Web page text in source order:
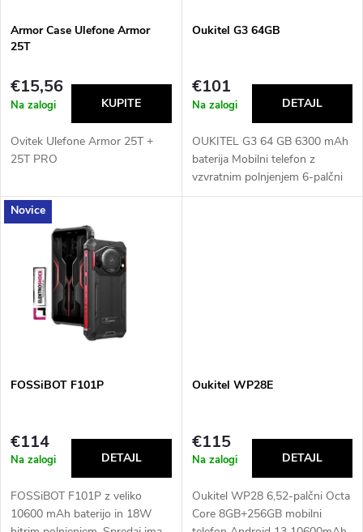
t
s
o
r
t
o
f
p
r
o
d
s
Armor Case Ulefone Armor
25T
€15,56
Na zalogi
Ovitek Ulefone Armor 25T +
25T PRO
Oukitel G3 64GB
€101
Na zalogi
OUKITEL G3 64 GB 6300 mAh
baterija Mobilni telefon z
vzvratnim polnjenjem 6-palčni
HD 60 Hz zaslon 13 MP + 5
FOSSiBOT F101P
€114
Na zalogi
FOSSiBOT F101P z veliko
10600 mAh baterijo in 18W
Oukitel WP28E
€115
Na zalogi
Oukitel WP28 6,52-palčni Octa
Core 8GB+256GB mobilni